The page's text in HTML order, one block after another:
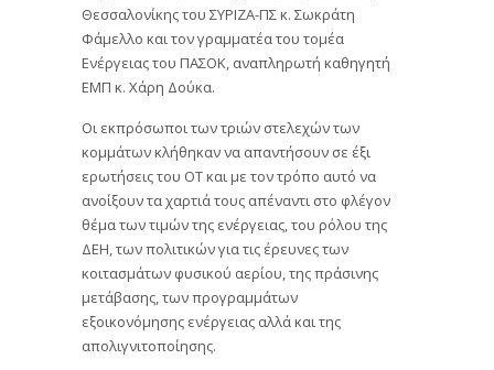
Θεσσαλονίκης του ΣΥΡΙΖΑ-ΠΣ κ. Σωκράτη
Φάμελλο και τον γραμματέα του τομέα
Ενέργειας του ΠΑΣΟΚ, αναπληρωτή καθηγητή
ΕΜΠ κ. Χάρη Δούκα.
Οι εκπρόσωποι των τριών στελεχών των
κομμάτων κλήθηκαν να απαντήσουν σε έξι
ερωτήσεις του ΟΤ και με τον τρόπο αυτό να
ανοίξουν τα χαρτιά τους απέναντι στο φλέγον
θέμα των τιμών της ενέργειας, του ρόλου της
ΔΕΗ, των πολιτικών για τις έρευνες των
κοιτασμάτων φυσικού αερίου, της πράσινης
μετάβασης, των προγραμμάτων
εξοικονόμησης ενέργειας αλλά και της
απολιγνιτοποίησης.